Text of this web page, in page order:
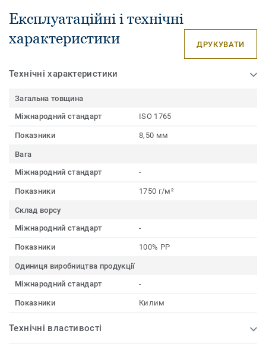
Експлуатаційні і технічні
характеристики
ДРУКУВАТИ
Технічні характеристики
Загальна товщина
Міжнародний стандарт
ISO 1765
Показники 8,50 мм
Вага
Міжнародний стандарт
-
Показники 1750 г/м²
Склад ворсу
Міжнародний стандарт
-
Показники 100% PP
Одиниця виробництва продукції
Міжнародний стандарт
-
Показники Килим
Технічні властивості